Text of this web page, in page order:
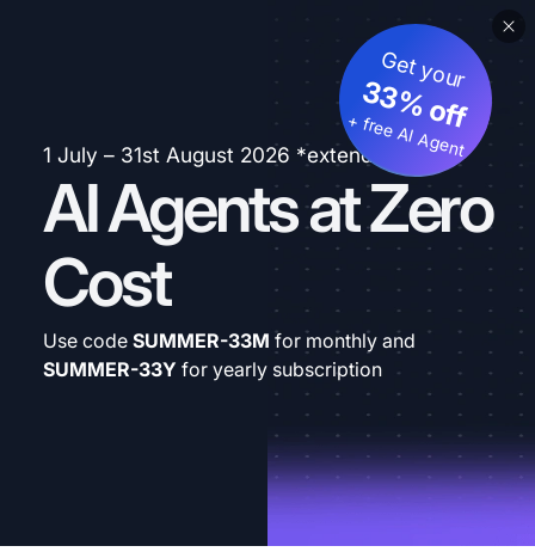
1 July – 31st August 2026 *extended
AI Agents at Zero
Cost
Get your
33% off
+ free AI Agent
Use code SUMMER-33M for monthly and
SUMMER-33Y for yearly subscription